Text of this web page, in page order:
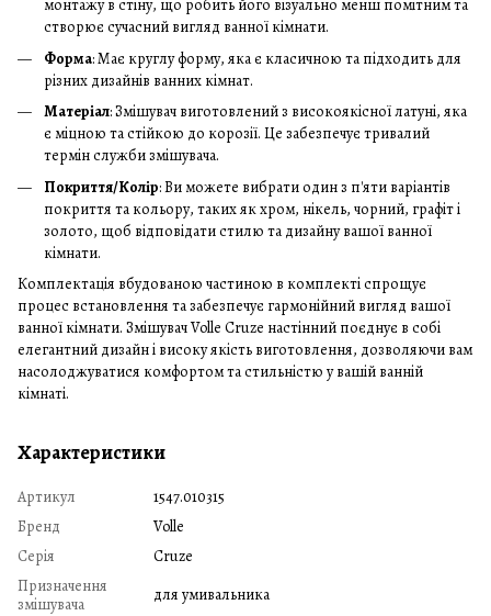
монтажу в стіну, що робить його візуально менш помітним та
створює сучасний вигляд ванної кімнати.
Форма: Має круглу форму, яка є класичною та підходить для
різних дизайнів ванних кімнат.
Матеріал: Змішувач виготовлений з високоякісної латуні, яка
є міцною та стійкою до корозії. Це забезпечує тривалий
термін служби змішувача.
Покриття/Колір: Ви можете вибрати один з п'яти варіантів
покриття та кольору, таких як хром, нікель, чорний, графіт і
золото, щоб відповідати стилю та дизайну вашої ванної
кімнати.
Комплектація вбудованою частиною в комплекті спрощує
процес встановлення та забезпечує гармонійний вигляд вашої
ванної кімнати. Змішувач Volle Cruze настінний поєднує в собі
елегантний дизайн і високу якість виготовлення, дозволяючи вам
насолоджуватися комфортом та стильністю у вашій ванній
кімнаті.
Характеристики
Артикул
1547.010315
Бренд
Volle
Серія
Cruze
Призначення
змішувача
для умивальника